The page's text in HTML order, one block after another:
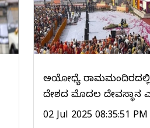
ಅಯೋಧ್ಯೆ
ದೇಶದ ಮೊದಲ ದೇವಸ್ಥಾನ
02 Jul 2025 08:35:51 PM